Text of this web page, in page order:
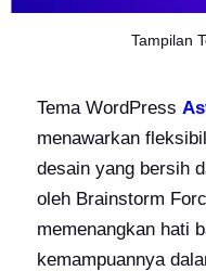
Tampilan
Tema WordPress
menawarkan
desain yang bersih
oleh Brainstorm
memenangkan hati
kemampuannya